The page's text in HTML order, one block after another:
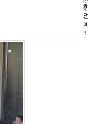
9
-
2
3